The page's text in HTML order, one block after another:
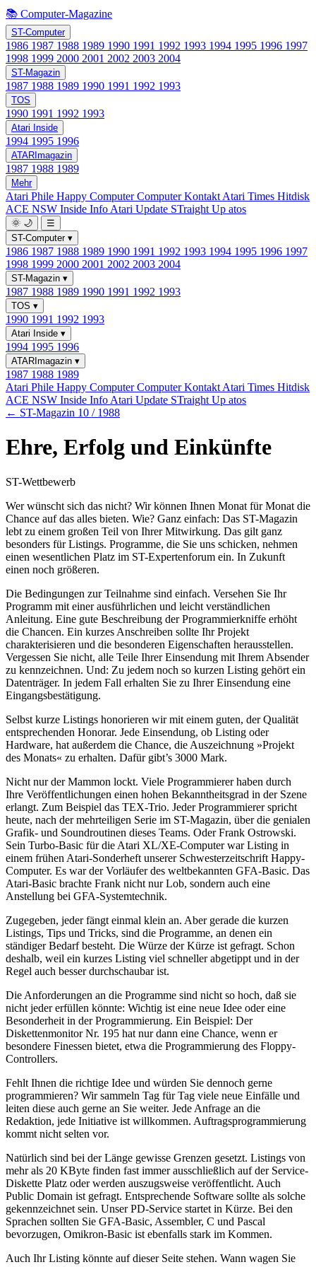
📚 Computer-Magazine
ST-Computer
1986 1987 1988 1989 1990 1991 1992 1993 1994 1995 1996 1997
1998 1999 2000 2001 2002 2003 2004
ST-Magazin
1987 1988 1989 1990 1991 1992 1993
TOS
1990 1991 1992 1993
Atari Inside
1994 1995 1996
ATARImagazin
1987 1988 1989
Mehr
Atari Phile Happy ComputerComputer Kontakt Atari Times Hitdisk
ACE NSW Inside Info Atari Update STraight Up atos
🌞 🌙
☰
ST-Computer ▾
1986 1987 1988 1989 1990 1991 1992 1993 1994 1995 1996 1997
1998 1999 2000 2001 2002 2003 2004
ST-Magazin ▾
1987 1988 1989 1990 1991 1992 1993
TOS ▾
1990 1991 1992 1993
Atari Inside ▾
1994 1995 1996
ATARImagazin ▾
1987 1988 1989
Atari Phile Happy ComputerComputer Kontakt Atari Times Hitdisk
ACE NSW Inside Info Atari Update STraight Up atos
← ST-Magazin 10 / 1988
Ehre, Erfolg und Einkünfte
ST-Wettbewerb
Wer wünscht sich das nicht? Wir können Ihnen Monat für Monat die
Chance auf das alles bieten. Wie? Ganz einfach: Das ST-Magazin
lebt zu einem großen Teil von Ihrer Mitwirkung. Das gilt ganz
besonders für Listings. Programme, die Sie uns schicken, nehmen
einen wesentlichen Platz im ST-Expertenforum ein. In Zukunft
einen noch größeren.
Die Bedingungen zur Teilnahme sind einfach. Versehen Sie Ihr
Programm mit einer ausführlichen und leicht verständlichen
Anleitung. Eine gute Beschreibung der Programmierkniffe erhöht
die Chancen. Ein kurzes Anschreiben sollte Ihr Projekt
charakterisieren und die besonderen Eigenschaften herausstellen.
Vergessen Sie nicht, alle Teile Ihrer Einsendung mit Ihrem Absender
zu kennzeichnen. Und: Zu jedem noch so kurzen Listing gehört ein
Datenträger. In jedem Fall erhalten Sie zu Ihrer Einsendung eine
Eingangsbestätigung.
Selbst kurze Listings honorieren wir mit einem guten, der Qualität
entsprechenden Honorar. Jede Einsendung, ob Listing oder
Hardware, hat außerdem die Chance, die Auszeichnung »Projekt
des Monats« zu erhalten. Dafür gibt’s 3000 Mark.
Nicht nur der Mammon lockt. Viele Programmierer haben durch
Ihre Veröffentlichungen einen hohen Bekanntheitsgrad in der Szene
erlangt. Zum Beispiel das TEX-Trio. Jeder Programmierer spricht
heute, nach der mehrteiligen Serie im ST-Magazin, über die genialen
Grafik- und Soundroutinen dieses Teams. Oder Frank Ostrowski.
Sein Turbo-Basic für die Atari XL/XE-Computer war Listing in
einem frühen Atari-Sonderheft unserer Schwesterzeitschrift Happy-
Computer. Es war der Vorläufer des weltbekannten GFA-Basic. Das
Atari-Basic brachte Frank nicht nur Lob, sondern auch eine
Anstellung bei GFA-Systemtechnik.
Zugegeben, jeder fängt einmal klein an. Aber gerade die kurzen
Listings, Tips und Tricks, sind die Programme, an denen ein
ständiger Bedarf besteht. Die Würze der Kürze ist gefragt. Schon
deshalb, weil ein kurzes Listing viel schneller abgetippt und in der
Regel auch besser durchschaubar ist.
Die Anforderungen an die Programme sind nicht so hoch, daß sie
nicht jeder erfüllen könnte: Wichtig ist eine neue Idee oder eine
Besonderheit in der Programmierung. Ein Beispiel: Der
Diskettenmonitor Nr. 195 hat nur dann eine Chance, wenn er
besondere Finessen bietet, etwa die Programmierung des Floppy-
Controllers.
Fehlt Ihnen die richtige Idee und würden Sie dennoch gerne
programmieren? Wir sammeln Tag für Tag viele neue Einfälle und
leiten diese auch gerne an Sie weiter. Jede Anfrage an die
Redaktion, jede Initiative ist willkommen. Auftragsprogrammierung
kommt nicht selten vor.
Natürlich sind bei der Länge gewisse Grenzen gesetzt. Listings von
mehr als 20 KByte finden fast immer ausschließlich auf der Service-
Diskette Platz oder werden auszugsweise veröffentlicht. Auch
Public Domain ist gefragt. Entsprechende Software sollte als solche
gekennzeichnet sein. Unser PD-Service startet in Kürze. Bei den
Sprachen sollten Sie GFA-Basic, Assembler, C und Pascal
bevorzugen, Omikron-Basic ist ebenfalls stark im Kommen.
Auch Ihr Listing könnte auf dieser Seite stehen. Wann wagen Sie